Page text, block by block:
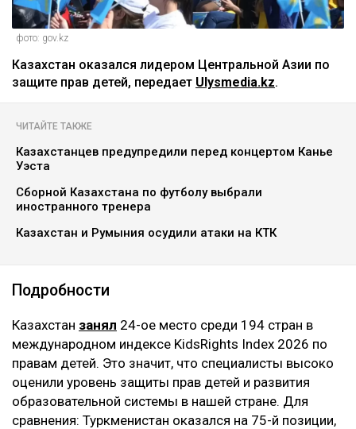
фото: gov.kz
Казахстан оказался лидером Центральной Азии по
защите прав детей, передает Ulysmedia.kz.
ЧИТАЙТЕ ТАКЖЕ
Казахстанцев предупредили перед концертом Канье
Уэста
Сборной Казахстана по футболу выбрали
иностранного тренера
Казахстан и Румыния осудили атаки на КТК
Подробности
Казахстан занял 24-ое место среди 194 стран в
международном индексе KidsRights Index 2026 по
правам детей. Это значит, что специалисты высоко
оценили уровень защиты прав детей и развития
образовательной системы в нашей стране. Для
сравнения: Туркменистан оказался на 75-й позиции,